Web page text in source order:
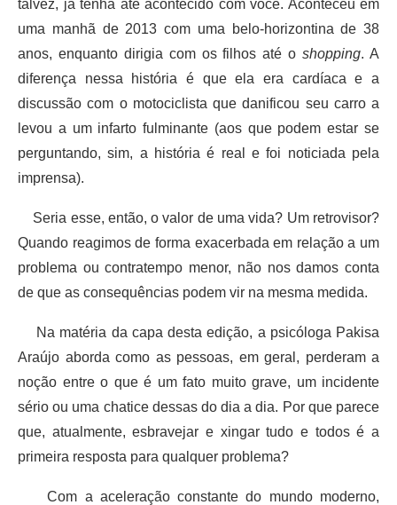
talvez, já tenha até acontecido com você. Aconteceu em
uma manhã de 2013 com uma belo-horizontina de 38
anos, enquanto dirigia com os filhos até oshopping. A
diferença nessa história é que ela era cardíaca e a
discussão com o motociclista que danificou seu carro a
levou a um infarto fulminante (aos que podem estar se
perguntando, sim, a história é real e foi noticiada pela
imprensa).
Seria esse, então, o valor de uma vida? Um retrovisor?
Quando reagimos de forma exacerbada em relação a um
problema ou contratempo menor, não nos damos conta
de que as consequências podem vir na mesma medida.
Na matéria da capa desta edição, a psicóloga Pakisa
Araújo aborda como as pessoas, em geral, perderam a
noção entre o que é um fato muito grave, um incidente
sério ou uma chatice dessas do dia a dia. Por que parece
que, atualmente, esbravejar e xingar tudo e todos é a
primeira resposta para qualquer problema?
Com a aceleração constante do mundo moderno,